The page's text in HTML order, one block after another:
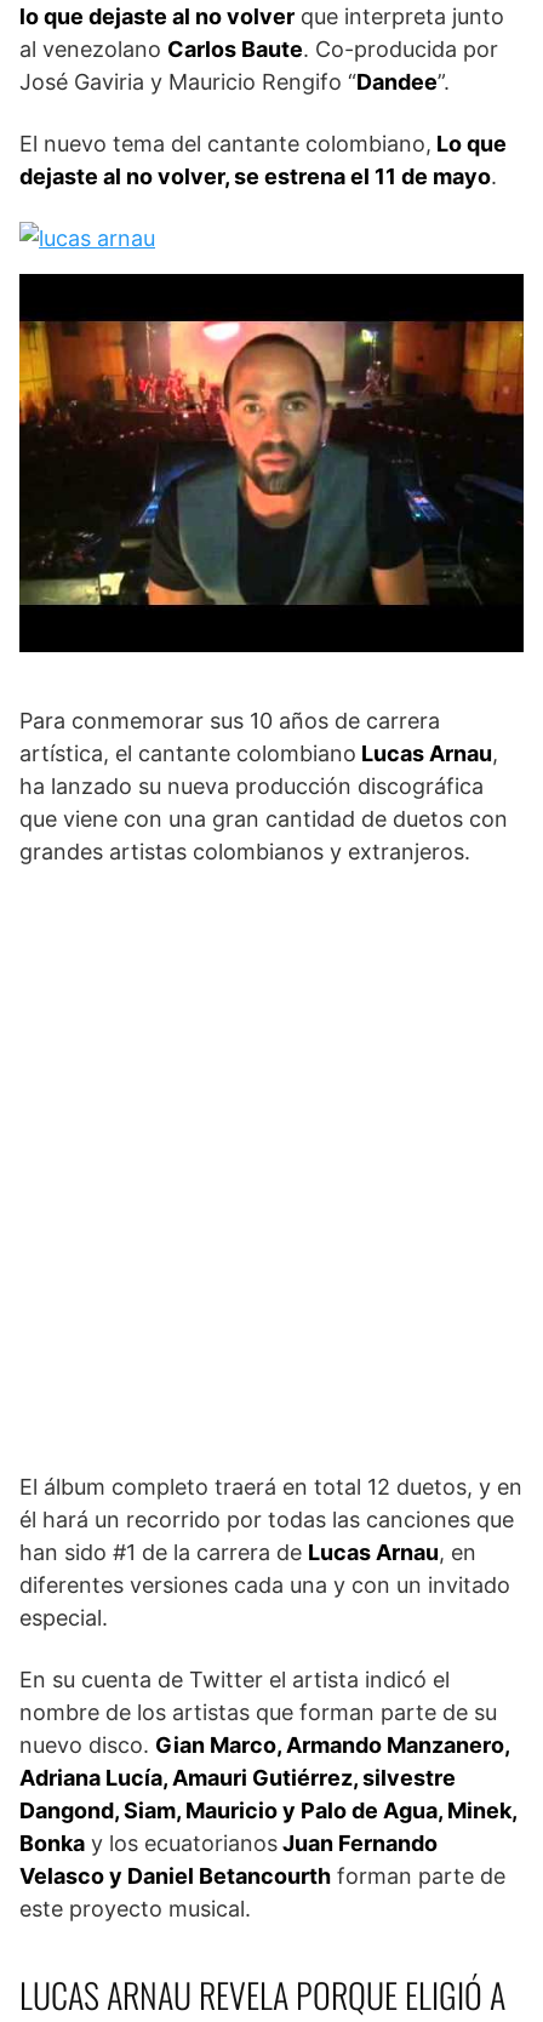
lo que dejaste al no volver que interpreta junto
al venezolano Carlos Baute. Co-producida por
José Gaviria y Mauricio Rengifo “Dandee”.
El nuevo tema del cantante colombiano, Lo que
dejaste al no volver, se estrena el 11 de mayo.
Para conmemorar sus 10 años de carrera
artística, el cantante colombiano Lucas Arnau,
ha lanzado su nueva producción discográfica
que viene con una gran cantidad de duetos con
grandes artistas colombianos y extranjeros.
El álbum completo traerá en total 12 duetos, y en
él hará un recorrido por todas las canciones que
han sido #1 de la carrera de Lucas Arnau, en
diferentes versiones cada una y con un invitado
especial.
En su cuenta de Twitter el artista indicó el
nombre de los artistas que forman parte de su
nuevo disco. Gian Marco, Armando Manzanero,
Adriana Lucía, Amauri Gutiérrez, silvestre
Dangond, Siam, Mauricio y Palo de Agua, Minek,
Bonka y los ecuatorianosJuan Fernando
Velasco y Daniel Betancourth forman parte de
este proyecto musical.
LUCAS ARNAU REVELA PORQUE ELIGIÓ A